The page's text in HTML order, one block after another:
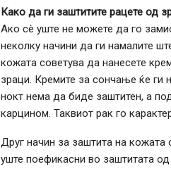
Како да ги заштитите рацете од
Ако сè уште не можете да го
неколку начини да ги намалите
кожата советува да нанесете
зраци. Кремите за сончање ќе ги
нокт нема да биде заштитен, а
карцином. Таквиот рак го
Друг начин за заштита на кожата
уште поефикасни во заштитата